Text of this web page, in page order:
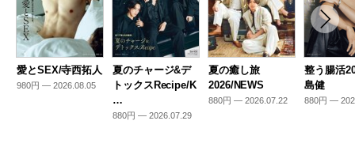
愛とSEX/寺西拓人
980円 — 2026.08.05
夏のチャージ&デ
トックスRecipe/K
…
880円 — 2026.07.29
夏の癒し旅
2026/NEWS
880円 — 2026.07.22
整う腸活
島健
880円 —